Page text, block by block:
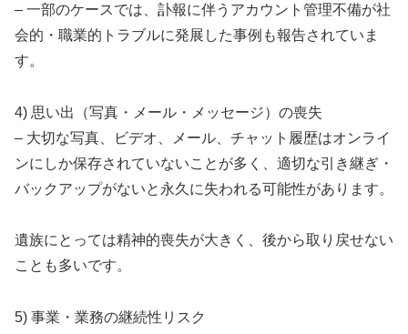
– 一部のケースでは、訃報に伴うアカウント管理不備が社
会的・職業的トラブルに発展した事例も報告されていま
す。
4) 思い出（写真・メール・メッセージ）の喪失
– 大切な写真、ビデオ、メール、チャット履歴はオンライ
ンにしか保存されていないことが多く、適切な引き継ぎ・
バックアップがないと永久に失われる可能性があります。
遺族にとっては精神的喪失が大きく、後から取り戻せない
ことも多いです。
5) 事業・業務の継続性リスク